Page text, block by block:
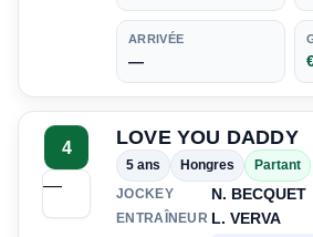
ARRIVÉE
—
4
—
LOVE YOU DADDY
5 ans Hongres
Partant
JOCKEY
N. BECQUET
ENTRAÎNEUR L. VERVA